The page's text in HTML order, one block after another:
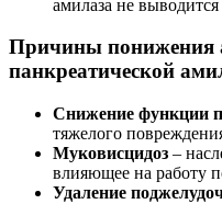
амилаза не
Причины понижения
панкреатической
Снижение функции
тяжелого
Муковисцидоз –
влияющее на работу
Удаление